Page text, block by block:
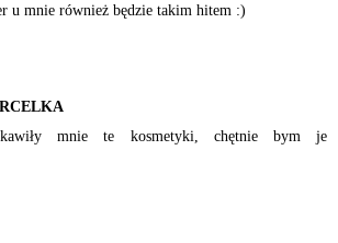
u mnie również będzie takim hitem :)
mnie te kosmetyki, chętnie bym je